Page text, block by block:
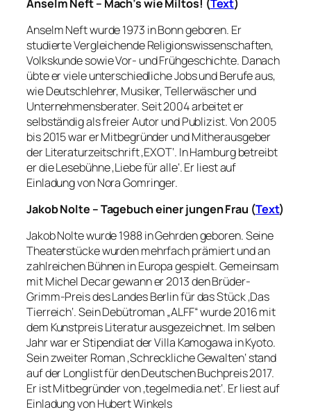
Anselm Neft – Mach’s wie Miltos! (Text)
Anselm Neft wurde 1973 in Bonn geboren. Er
studierte Vergleichende Religionswissenschaften,
Volkskunde sowie Vor- und Frühgeschichte. Danach
übte er viele unterschiedliche Jobs und Berufe aus,
wie Deutschlehrer, Musiker, Tellerwäscher und
Unternehmensberater. Seit 2004 arbeitet er
selbständig als freier Autor und Publizist. Von 2005
bis 2015 war er Mitbegründer und Mitherausgeber
der Literaturzeitschrift ‚EXOT‘. In Hamburg betreibt
er die Lesebühne ‚Liebe für alle‘. Er liest auf
Einladung von Nora Gomringer.
Jakob Nolte – Tagebuch einer jungen Frau (Text)
Jakob Nolte wurde 1988 in Gehrden geboren. Seine
Theaterstücke wurden mehrfach prämiert und an
zahlreichen Bühnen in Europa gespielt. Gemeinsam
mit Michel Decar gewann er 2013 den Brüder-
Grimm-Preis des Landes Berlin für das Stück ‚Das
Tierreich‘. Sein Debütroman „ALFF“ wurde 2016 mit
dem Kunstpreis Literatur ausgezeichnet. Im selben
Jahr war er Stipendiat der Villa Kamogawa in Kyoto.
Sein zweiter Roman ‚Schreckliche Gewalten‘ stand
auf der Longlist für den Deutschen Buchpreis 2017.
Er ist Mitbegründer von ‚tegelmedia.net‘. Er liest auf
Einladung von Hubert Winkels